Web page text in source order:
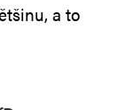
a to